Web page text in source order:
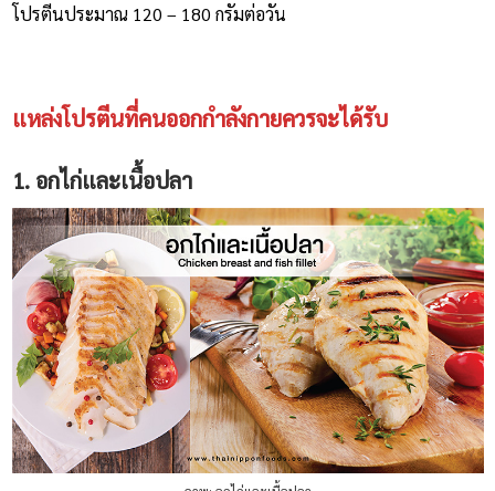
โปรตีนประมาณ 120 – 180 กรัมต่อวัน
แหล่งโปรตีนที่คนออกกำลังกายควรจะได้รับ
1. อกไก่และเนื้อปลา